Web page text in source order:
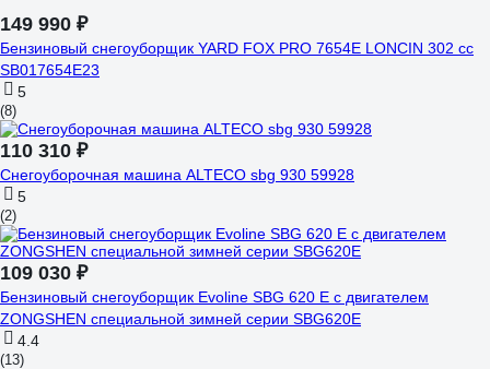
149 990 ₽
Бензиновый снегоуборщик YARD FOX PRO 7654E LONCIN 302 сс
SB017654E23
5
(8)
110 310 ₽
Снегоуборочная машина ALTECO sbg 930 59928
5
(2)
109 030 ₽
Бензиновый снегоуборщик Evoline SBG 620 E с двигателем
ZONGSHEN специальной зимней серии SBG620E
4.4
(13)